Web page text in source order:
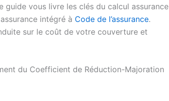
vous livre les clés du calcul assurance
intégré à Code de l’assurance.
sur le coût de votre couverture et
du Coefficient de Réduction-Majoration